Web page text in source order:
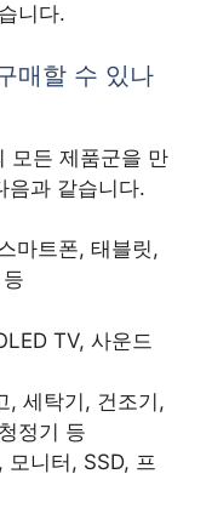
니다.
매할 수 있나
모든 제품군을 만
음과 같습니다.
마트폰, 태블릿,
TV, 사운드
, 세탁기, 건조기,
정기 등
모니터, SSD, 프